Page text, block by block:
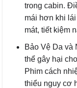
trong cabin.
mái hơn khi
mát, tiết kiệm
Bảo Vệ Da và
thể gây hại
Phim cách
thiểu nguy cơ